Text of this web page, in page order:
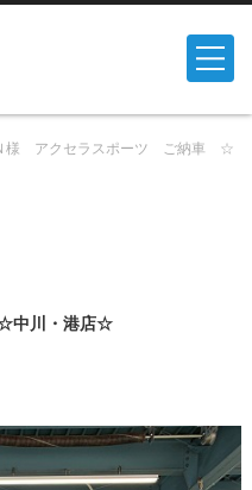
様 アクセラスポーツ ご納車 ☆
中川・港店☆